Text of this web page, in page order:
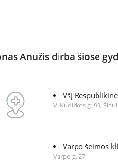
Anužis dirba šiose
VšĮ
V. Kudirkos g. 99,
Varpo šeimos
Varpo g. 27